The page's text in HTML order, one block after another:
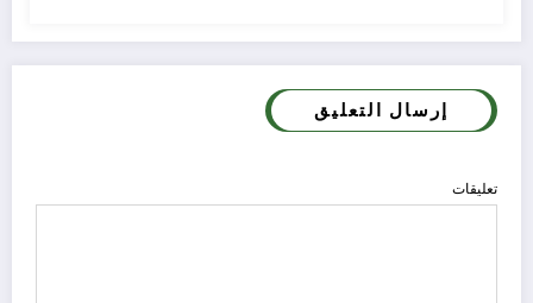
إرسال التعليق
تعليقات